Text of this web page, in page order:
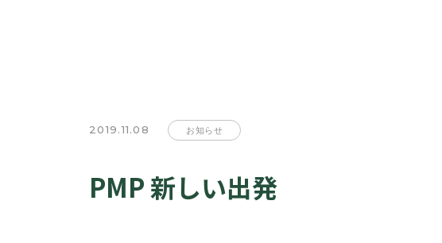
2019.11.08 お知らせ
PMP 新しい出発